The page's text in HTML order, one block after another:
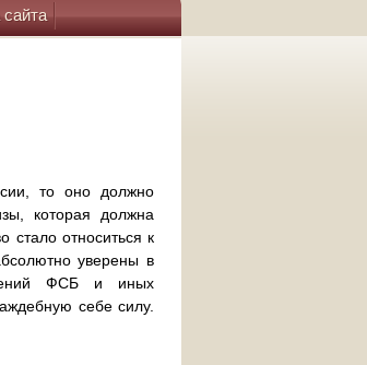
сайта
то оно должно
которая должна
стало относиться к
уверены в
ФСБ и иных
себе силу.